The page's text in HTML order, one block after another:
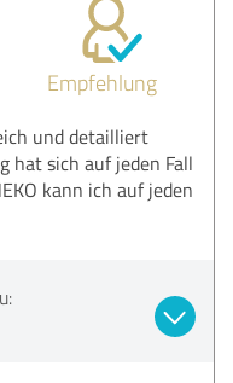
Empfehlung
und detailliert
hat sich auf jeden Fall
kann ich auf jeden